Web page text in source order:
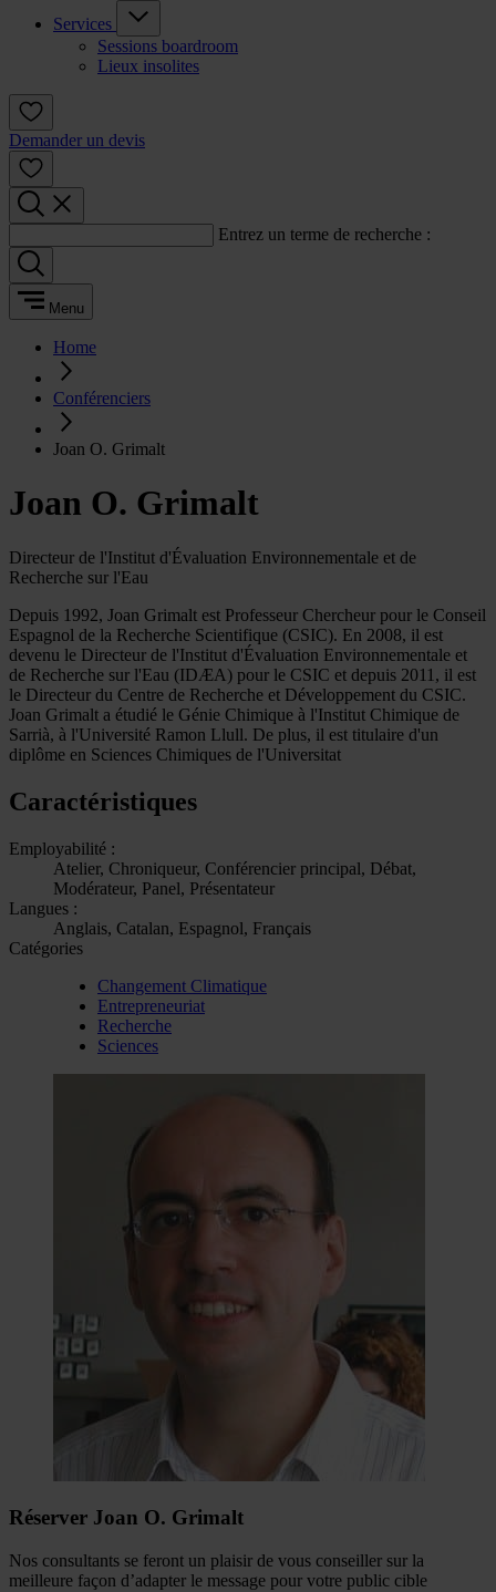
Services
Sessions boardroom
Lieux insolites
Demander un devis
Entrez un terme de recherche :
Menu
Home
Conférenciers
Joan O. Grimalt
Joan O. Grimalt
Directeur de l'Institut d'Évaluation Environnementale et de
Recherche sur l'Eau
Depuis 1992, Joan Grimalt est Professeur Chercheur pour le Conseil
Espagnol de la Recherche Scientifique (CSIC). En 2008, il est
devenu le Directeur de l'Institut d'Évaluation Environnementale et
de Recherche sur l'Eau (IDÆA) pour le CSIC et depuis 2011, il est
le Directeur du Centre de Recherche et Développement du CSIC.
Joan Grimalt a étudié le Génie Chimique à l'Institut Chimique de
Sarrià, à l'Université Ramon Llull. De plus, il est titulaire d'un
diplôme en Sciences Chimiques de l'Universitat
Caractéristiques
Employabilité :
Atelier, Chroniqueur, Conférencier principal, Débat,
Modérateur, Panel, Présentateur
Langues :
Anglais, Catalan, Espagnol, Français
Catégories
Changement Climatique
Entrepreneuriat
Recherche
Sciences
Réserver Joan O. Grimalt
Nos consultants se feront un plaisir de vous conseiller sur la
meilleure façon d’adapter le message pour votre public cible